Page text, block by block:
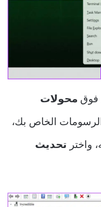
فوق محولات
الخاص بك،
واختر تحديث